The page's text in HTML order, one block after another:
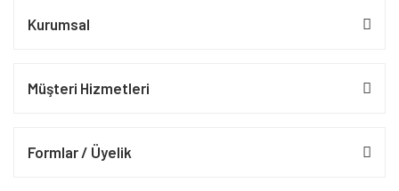
Kurumsal
Müşteri Hizmetleri
Formlar / Üyelik